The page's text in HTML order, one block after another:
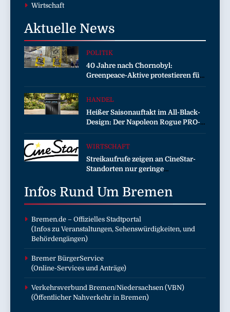
Wirtschaft
Aktuelle News
POLITIK
40 Jahre nach Chornobyl:
Greenpeace-Aktive protestieren für
Unterstützung bei Wiederaufbau
Greenpeace-Report dokumentiert
Folgen des russischen
Drohnenangriffs
HANDEL
Heißer Saisonauftakt im All-Black-
Design: Der Napoleon Rogue PRO-S
525 in der exklusiven Grillfürst-
WIRTSCHAFT
Streikaufrufe zeigen an CineStar-
Standorten nur geringe
Infos Rund Um Bremen
Bremen.de – Offizielles Stadtportal
(Infos zu Veranstaltungen, Sehenswürdigkeiten, und
Behördengängen)
Bremer BürgerService
(Online-Services und Anträge)
Verkehrsverbund Bremen/Niedersachsen (VBN)
(Öffentlicher Nahverkehr in Bremen)